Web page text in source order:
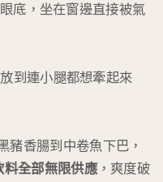
底，坐在窗邊直接被氣
到連小腿都想牽起來
豬香腸到中卷魚下巴，
料全部無限供應，爽度破